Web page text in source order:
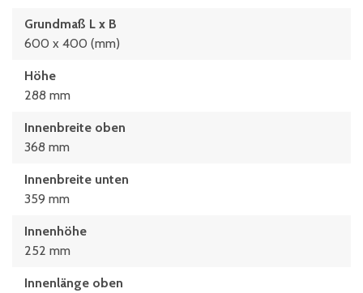
Grundmaß L x B
600 x 400 (mm)
Höhe
288 mm
Innenbreite oben
368 mm
Innenbreite unten
359 mm
Innenhöhe
252 mm
Innenlänge oben